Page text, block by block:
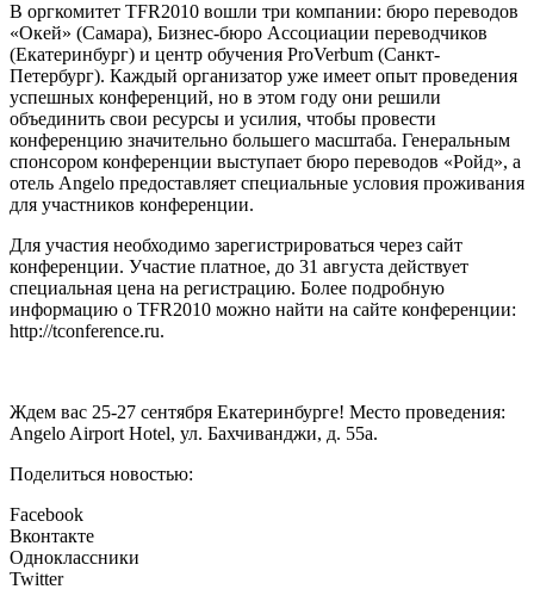
В оргкомитет TFR2010 вошли три компании: бюро переводов
«Окей» (Самара), Бизнес-бюро Ассоциации переводчиков
(Екатеринбург) и центр обучения ProVerbum (Санкт-
Петербург). Каждый организатор уже имеет опыт проведения
успешных конференций, но в этом году они решили
объединить свои ресурсы и усилия, чтобы провести
конференцию значительно большего масштаба. Генеральным
спонсором конференции выступает бюро переводов «Ройд», а
отель Angelo предоставляет специальные условия проживания
для участников конференции.
Для участия необходимо зарегистрироваться через сайт
конференции. Участие платное, до 31 августа действует
специальная цена на регистрацию. Более подробную
информацию о TFR2010 можно найти на сайте конференции:
http://tconference.ru.
Ждем вас 25-27 сентября Екатеринбурге! Место проведения:
Angelo Airport Hotel, ул. Бахчиванджи, д. 55a.
Поделиться новостью:
Facebook
Вконтакте
Одноклассники
Twitter